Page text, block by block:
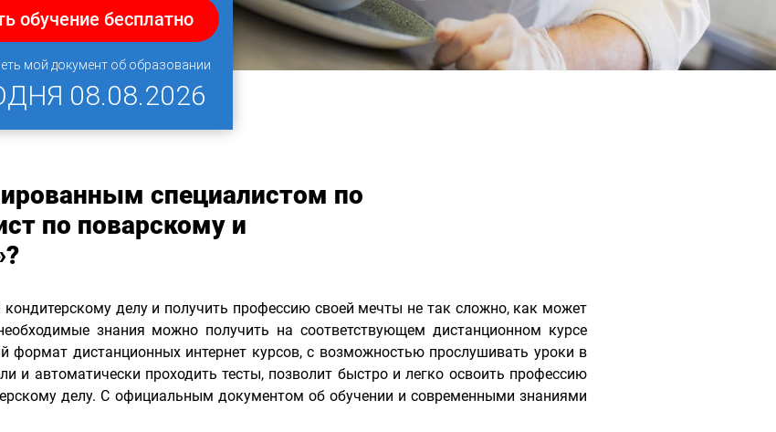
обучение бесплатно
мой документ об образовании
08.08.2026
специалистом по
по поварскому и
делу и получить профессию своей мечты не так сложно, как может
знания можно получить на соответствующем дистанционном курсе
дистанционных интернет курсов, с возможностью прослушивать уроки в
и автоматически проходить тесты, позволит быстро и легко освоить профессию
делу. С официальным документом об обучении и современными знаниями